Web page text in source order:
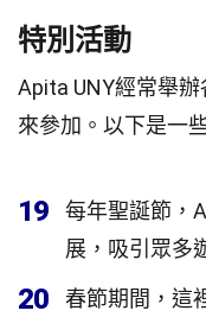
特別活動
Apita UNY經常舉
來參加。以下是一
19
每年聖誕節，
展，吸引眾多
20
春節期間，這